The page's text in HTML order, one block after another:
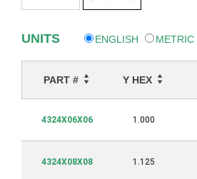
UNITS ENGLISH METRIC
PART # Y HEX
4324X06X06 1.000
4324X08X08 1.125